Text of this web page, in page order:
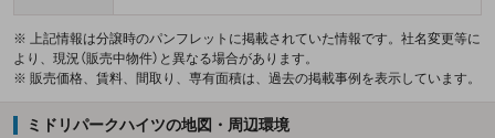
※ 上記情報は分譲時のパンフレットに掲載されていた情報です。社名変更等に
より、現況（販売中物件）と異なる場合があります。
※ 販売価格、賃料、間取り、専有面積は、過去の掲載事例を表示しています。
ミドリパークハイツの地図・周辺環境